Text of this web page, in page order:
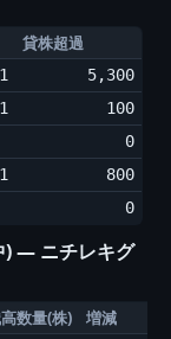
貸株超過
1
5,300
1
100
0
1
800
0
) ― ニチレキグ
数量(株) 増減